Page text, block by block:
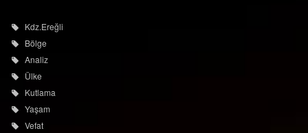
Kdz.Ereğli
Bölge
Analiz
Ülke
Kutlama
Yaşam
Vefat